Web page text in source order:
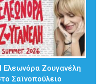
Ελεωνόρα Ζουγανέλη
Σαϊνοπούλειο